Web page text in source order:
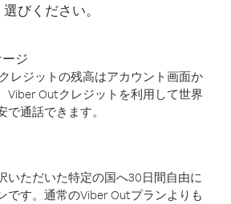
選びください。
ジ
レジットの残高はアカウント画面か
Viber Outクレジットを利用して世界
通話できます。
いただいた特定の国へ30日間自由に
です。通常のViber Outプランよりも